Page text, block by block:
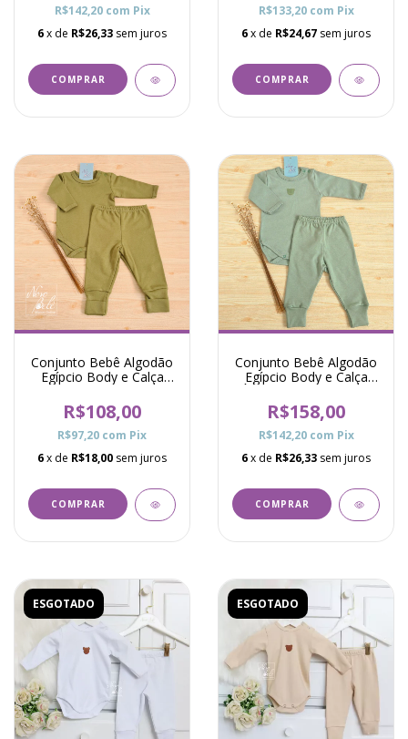
R$142,20 com Pix
6x de R$26,33 sem juros
COMPRAR
R$133,20 com Pix
6x de R$24,67 sem juros
COMPRAR
Conjunto Bebê Algodão
Egípcio Body e Calça
R$108,00
R$97,20 com Pix
6x de R$18,00 sem juros
COMPRAR
Conjunto Bebê Algodão
Egípcio Body e Calça
R$158,00
R$142,20 com Pix
6x de R$26,33 sem juros
COMPRAR
ESGOTADO ESGOTADO